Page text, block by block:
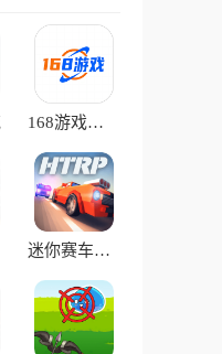
168游戏资讯app
迷你赛车行星手机版